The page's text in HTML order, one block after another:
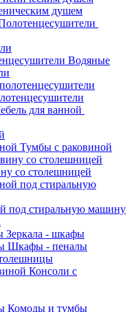
душем
Водяные
для ванной
Тумбы с раковиной
со столешницей
под стиральную машину
Зеркала - шкафы
Шкафы - пеналы
Консоли с
Комоды и тумбы